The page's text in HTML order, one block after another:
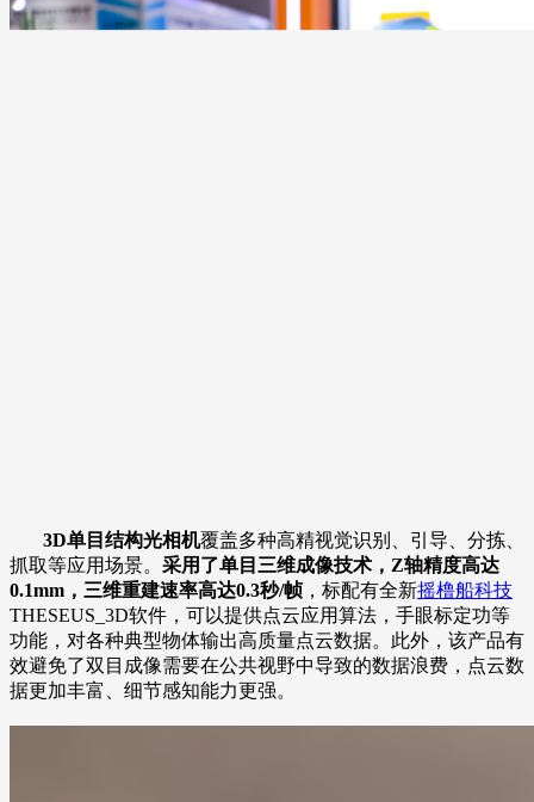
3D单目结构光相机覆盖多种高精视觉识别、引导、分拣、
抓取等应用场景。 采用了单目三维成像技术，Z轴精度高达
0.1mm，三维重建速率高达0.3秒/帧，标配有全新摇橹船科技
THESEUS_3D软件，可以提供点云应用算法，手眼标定功等
功能，对各种典型物体输出高质量点云数据。此外，该产品有
效避免了双目成像需要在公共视野中导致的数据浪费，点云数
据更加丰富、细节感知能力更强。